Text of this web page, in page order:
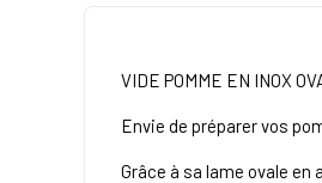
VIDE POMME EN INOX
Envie de préparer vos
Grâce à sa lame ovale